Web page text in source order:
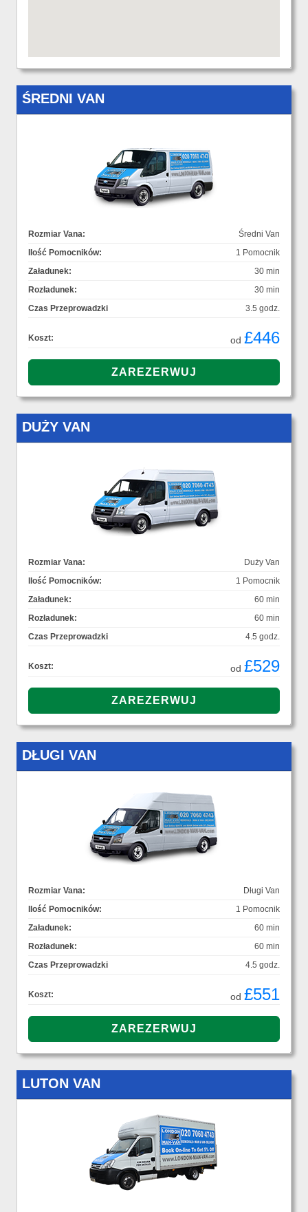
ŚREDNI VAN
Rozmiar Vana:
Średni Van
Ilość Pomocników:
1 Pomocnik
Załadunek:
30 min
Rozładunek:
30 min
Czas Przeprowadzki
3.5 godz.
Koszt: od £446
DUŻY VAN
Rozmiar Vana:
Duży Van
Ilość Pomocników:
1 Pomocnik
Załadunek:
60 min
Rozładunek:
60 min
Czas Przeprowadzki
4.5 godz.
Koszt: od £529
DŁUGI VAN
Rozmiar Vana:
Długi Van
Ilość Pomocników:
1 Pomocnik
Załadunek:
60 min
Rozładunek:
60 min
Czas Przeprowadzki
4.5 godz.
Koszt: od £551
LUTON VAN